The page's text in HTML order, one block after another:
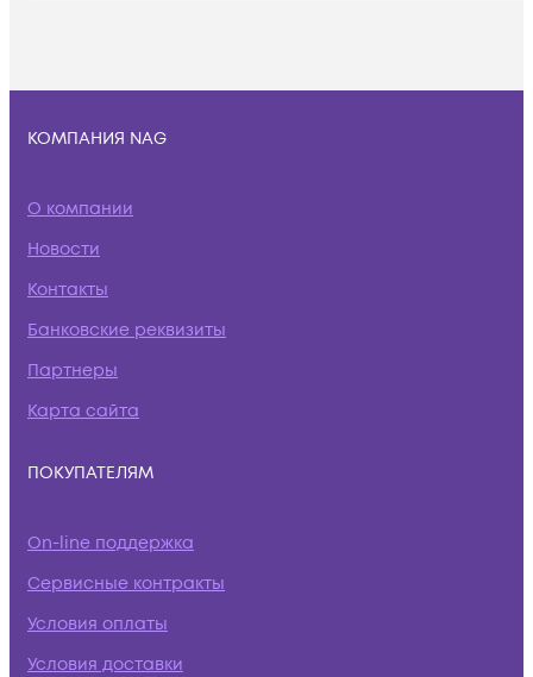
КОМПАНИЯ NAG
О компании
Новости
Контакты
Банковские реквизиты
Партнеры
Карта сайта
ПОКУПАТЕЛЯМ
On-line поддержка
Сервисные контракты
Условия оплаты
Условия доставки